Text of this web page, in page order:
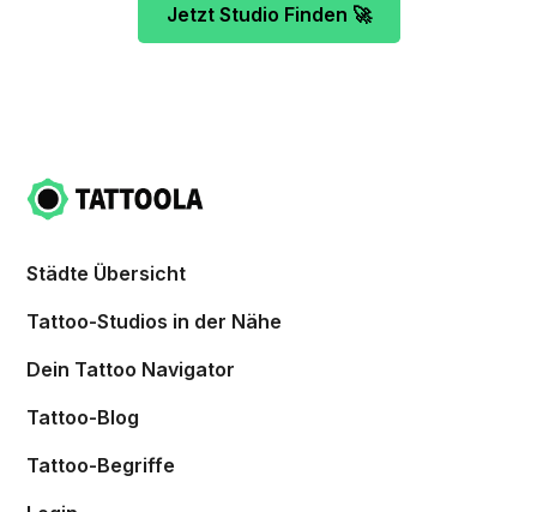
Jetzt Studio Finden 🚀
Städte Übersicht
Tattoo-Studios in der Nähe
Dein Tattoo Navigator
Tattoo-Blog
Tattoo-Begriffe